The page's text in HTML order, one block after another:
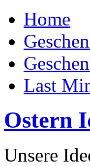
Home
Last
Ostern
Unsere